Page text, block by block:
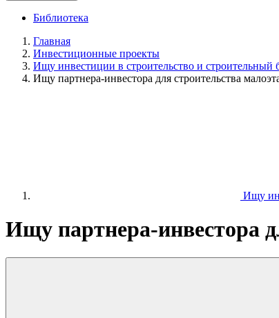
Библиотека
Главная
Инвестиционные проекты
Ищу инвестиции в строительство и
Ищу партнера-инвестора для строительства
Ищу
Ищу партнера-инвестора